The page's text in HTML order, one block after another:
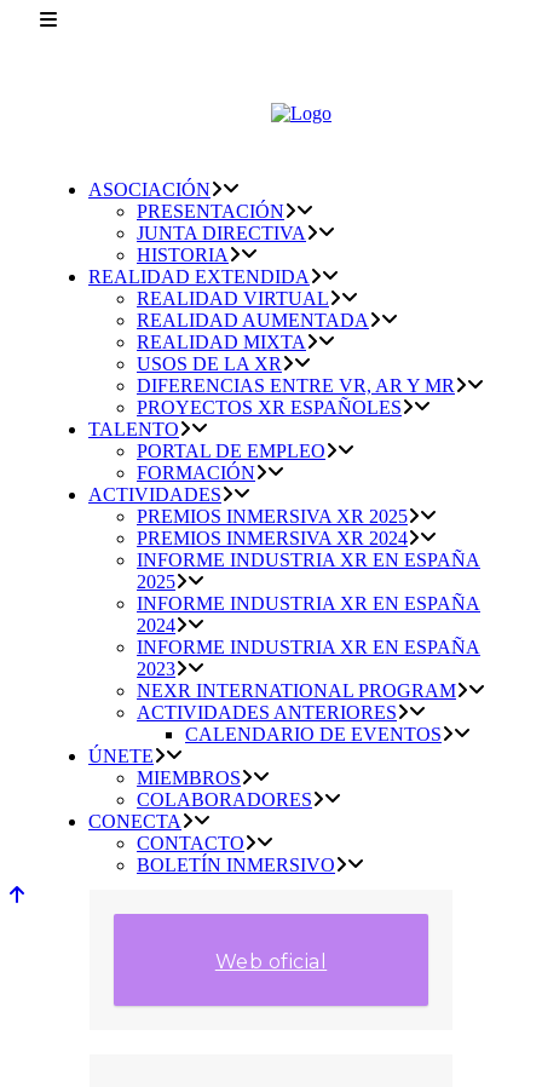
ASOCIACIÓN
PRESENTACIÓN
JUNTA DIRECTIVA
HISTORIA
REALIDAD EXTENDIDA
REALIDAD VIRTUAL
REALIDAD AUMENTADA
REALIDAD MIXTA
USOS DE LA XR
DIFERENCIAS ENTRE VR, AR Y MR
PROYECTOS XR ESPAÑOLES
TALENTO
PORTAL DE EMPLEO
FORMACIÓN
ACTIVIDADES
PREMIOS INMERSIVA XR 2025
PREMIOS INMERSIVA XR 2024
INFORME INDUSTRIA XR EN ESPAÑA
2025
INFORME INDUSTRIA XR EN ESPAÑA
2024
INFORME INDUSTRIA XR EN ESPAÑA
2023
NEXR INTERNATIONAL PROGRAM
ACTIVIDADES ANTERIORES
CALENDARIO DE EVENTOS
ÚNETE
MIEMBROS
COLABORADORES
CONECTA
CONTACTO
BOLETÍN INMERSIVO
Web oficial